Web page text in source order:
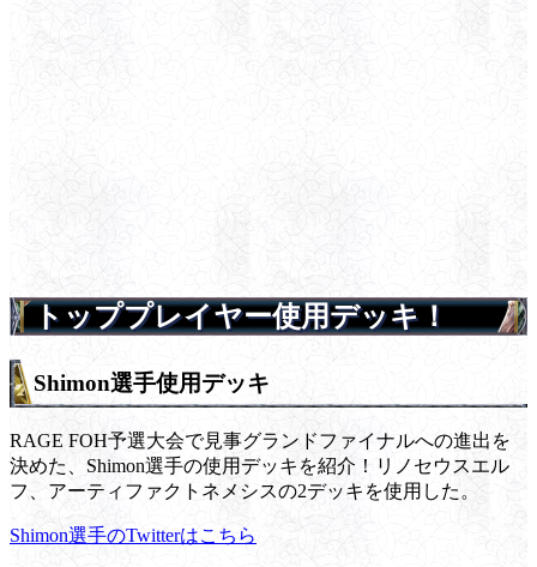
トッププレイヤー使用デッキ！
Shimon選手使用デッキ
RAGE FOH予選大会で見事グランドファイナルへの進出を
決めた、Shimon選手の使用デッキを紹介！リノセウスエル
フ、アーティファクトネメシスの2デッキを使用した。
Shimon選手のTwitterはこちら